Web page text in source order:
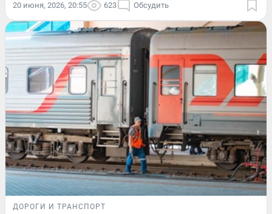
20 июня, 2026, 20:55 623 Обсудить
ДОРОГИ И ТРАНСПОРТ